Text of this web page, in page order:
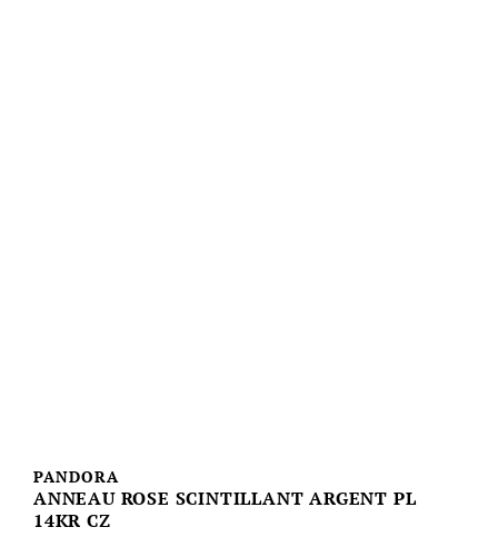
PANDORA
ANNEAU ROSE SCINTILLANT ARGENT PL
14KR CZ